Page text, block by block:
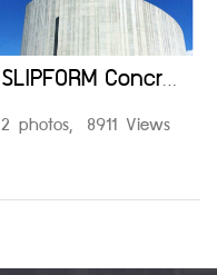
SLIPFORM Concrete
2 photos, 8911 Views